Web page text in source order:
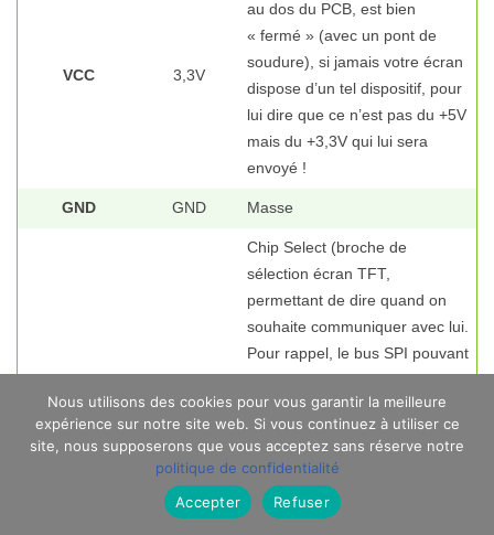
VCC 3,3V
au dos du PCB, est bien
« fermé » (avec un pont de
soudure), si jamais votre écran
dispose d’un tel dispositif, pour
lui dire que ce n’est pas du +5V
mais du +3,3V qui lui sera
envoyé !
GND GND Masse
CS
10 ou 40,
usuellement
Chip Select (broche de
sélection écran TFT,
permettant de dire quand on
souhaite communiquer avec lui.
Pour rappel, le bus SPI pouvant
périphériques, il faut cette ligne
spéciale, dite de « sélection »,
permettant au microcontrôleur
de dire qu’il s’adresse à lui) ; là,
vous être « libres » de choisir le
Nous utilisons des cookies pour vous garantir la meilleure
expérience sur notre site web. Si vous continuez à utiliser ce
site, nous supposerons que vous acceptez sans réserve notre
politique de confidentialité
Accepter
Refuser